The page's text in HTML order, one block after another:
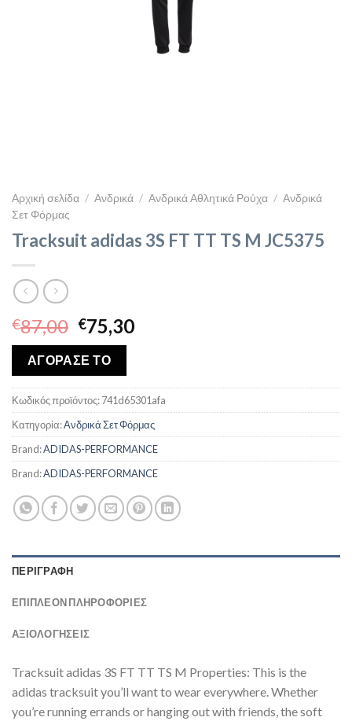
Αρχική σελίδα / Ανδρικά / Ανδρικά Αθλητικά Ρούχα / Ανδρικά
Σετ Φόρμας
Tracksuit adidas 3S FT TT TS M JC5375
€87,00 Original
price
was:
€87,00.
€75,30Η
€75,30.
ΑΓΟΡΑΣΕ ΤΟ
Κωδικός προϊόντος:741d65301afa
Κατηγορία:Ανδρικά Σετ Φόρμας
Brand:ADIDAS-PERFORMANCE
Brand:ADIDAS-PERFORMANCE
ΠΕΡΙΓΡΑΦΉ
ΕΠΙΠΛΈΟΝ ΠΛΗΡΟΦΟΡΊΕΣ
ΑΞΙΟΛΟΓΗΣΕΙΣ
Tracksuit adidas 3S FT TT TS M Properties: This is the
adidas tracksuit you’ll want to wear everywhere. Whether
you’re running errands or hanging out with friends, the soft